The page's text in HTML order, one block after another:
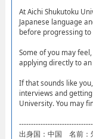
At Aichi Shukutoku
Japanese language
before progressing
Some of you may
applying directly to
If that sounds like
interviews and
University. You may
出身国：中国 名前：